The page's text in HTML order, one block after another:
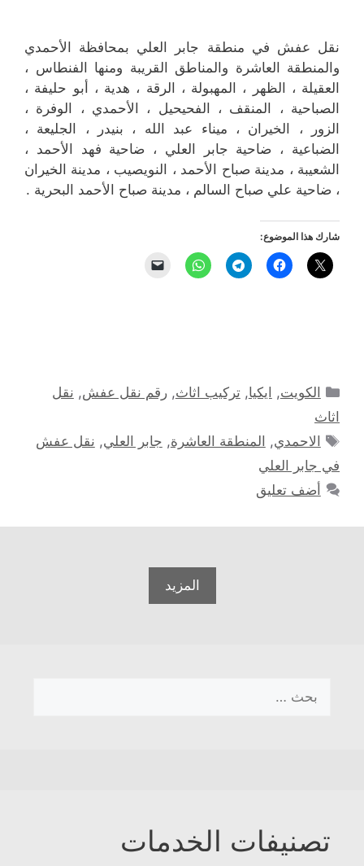
نقل عفش في منطقة جابر العلي بمحافظة الأحمدي
والمنطقة العاشرة والمناطق القريبة ‎ومنها الفنطاس ،
العقيلة ، الظهر ، المهبولة ، الرقة ، هدية ، أبو حليفة ،
الصباحية ، المنقف ، الفحيحيل ، الأحمدي ، الوفرة ،
الزور ، الخيران ، ميناء عبد الله ، بنيدر ، الجليعة ،
الضباعية ، ضاحية جابر العلي ، ضاحية فهد الأحمد ،
الشعيبة ، مدينة صباح الأحمد ، النويصيب ، مدينة الخيران
، ضاحية علي صباح السالم ، مدينة صباح الأحمد البحرية .
شارك هذا الموضوع:
التصنيفات
الكويت, ايكيا,تركيب اثاث,رقم نقل عفش, نقل
اثاث
الوسوم
الاحمدي, المنطقة العاشرة, جابر العلي, نقل عفش
في جابر العلي
أضف تعليق
المزيد
عن:
تصنيفات الخدمات